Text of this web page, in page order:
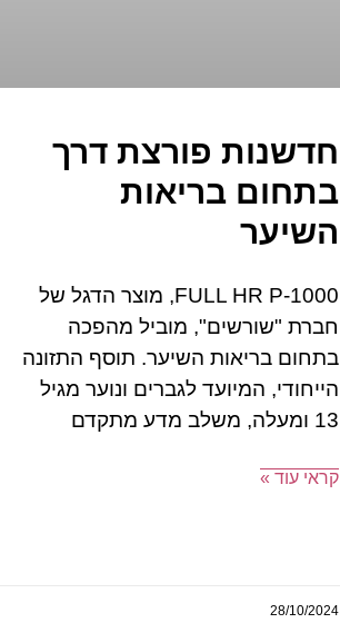
חדשנות פורצת דרך
בתחום בריאות
השיער
FULL HR P-1000, מוצר הדגל של
חברת "שורשים", מוביל מהפכה
בתחום בריאות השיער. תוסף התזונה
הייחודי, המיועד לגברים ונוער מגיל
13 ומעלה, משלב מדע מתקדם
קראי עוד »
28/10/2024